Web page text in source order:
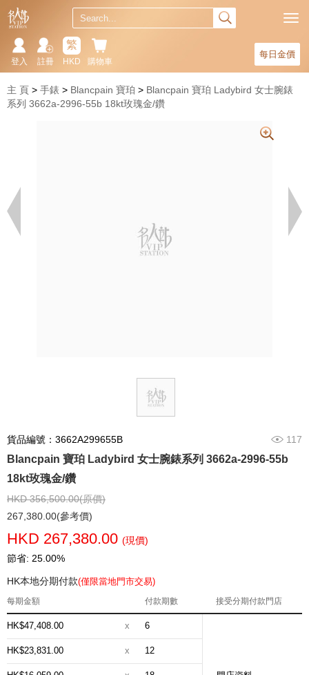
每日金價
購物車
繁
HKD
註冊
登入
主 頁 手錶 Blancpain 寶珀
Blancpain 寶珀 Ladybird 女士腕錶
系列 3662a-2996-55b 18kt玫瑰金/鑽
貨品編號：3662A299655B 117
Blancpain 寶珀 Ladybird 女士腕錶系列 3662a-2996-55b
18kt玫瑰金/鑽
HKD 356,500.00(原價)
267,380.00(參考價)
HKD 267,380.00 (現價)
節省: 25.00%
HK本地分期付款(僅限當地門市交易)
每期金額 付款期數 接受分期付款門店
HK$47,408.00 x 6
HK$23,831.00 x 12